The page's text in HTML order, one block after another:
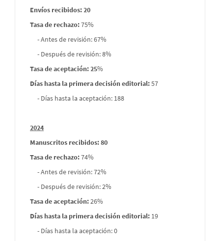
envios
Envíos recibidos: 20
Tasa de rechazo:75%
- Antes de revisión: 67%
- Después de revisión: 8%
Tasa de aceptación: 25%
Días hasta la primera decisión editorial:57
- Días hasta la aceptación: 188
2024
Manuscritos recibidos: 80
Tasa de rechazo:74%
- Antes de revisión: 72%
- Después de revisión: 2%
Tasa de aceptación:26%
Días hasta la primera decisión editorial: 19
- Días hasta la aceptación: 0